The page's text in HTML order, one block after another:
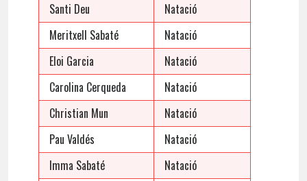
Santi Deu
Natació
Meritxell Sabaté
Natació
Eloi Garcia
Natació
Carolina Cerqueda
Natació
Christian Mun
Natació
Pau Valdés
Natació
Imma Sabaté
Natació